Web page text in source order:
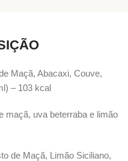
Maçã, Abacaxi, Couve,
– 103 kcal
maçã, uva beterraba e limão
de Maçã, Limão Siciliano,